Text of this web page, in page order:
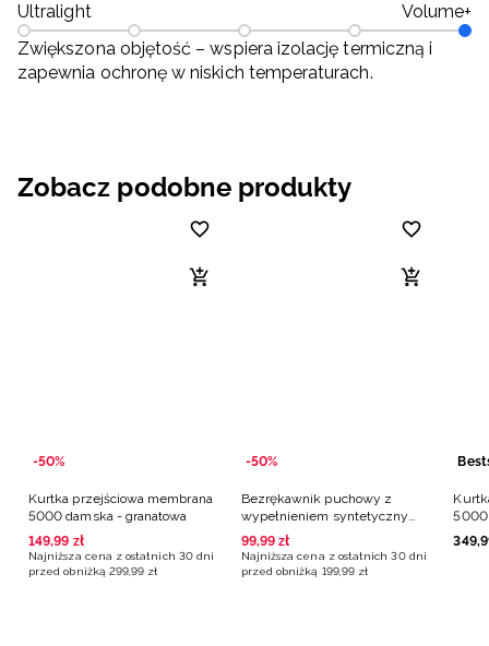
Ultralight
Volume+
Zwiększona objętość – wspiera izolację termiczną i
zapewnia ochronę w niskich temperaturach.
Zobacz podobne produkty
-50%
Kurtka przejściowa membrana
5000 damska - granatowa
149,99 zł
Najniższa cena z ostatnich 30 dni
przed obniżką 299,99 zł
-50%
Bezrękawnik puchowy z
wypełnieniem syntetycznym
damski - granatowy
99,99 zł
Najniższa cena z ostatnich 30 dni
przed obniżką 199,99 zł
5000
349,